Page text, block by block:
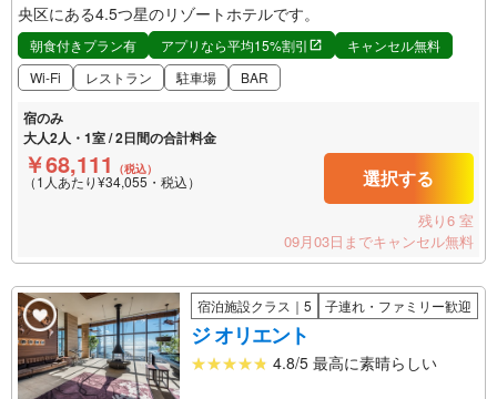
央区にある4.5つ星のリゾートホテルです。
朝食付きプラン有 アプリなら平均15%割引
キャンセル無料
Wi-Fi
レストラン 駐車場 BAR
宿のみ
大人2人・1室 / 2日間の合計料金
￥68,111 （税込）
（1人あたり¥34,055・税込） 選択する
残り6 室
09月03日までキャンセル無料
宿泊施設クラス｜5 子連れ・ファミリー歓迎
ジ オリエント
4.8/5 最高に素晴らしい